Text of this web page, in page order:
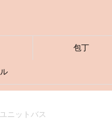
包丁
ユニットバス